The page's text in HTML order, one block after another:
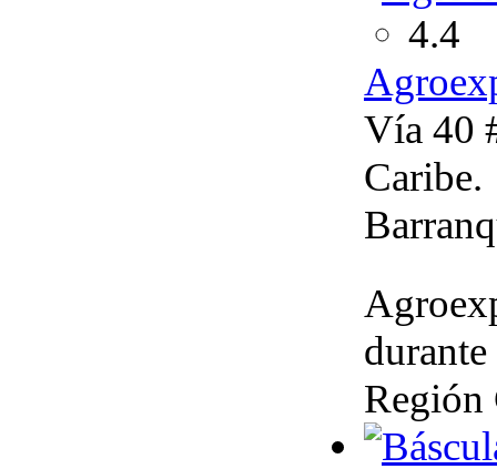
4.4
Vía 40
Caribe.
Región